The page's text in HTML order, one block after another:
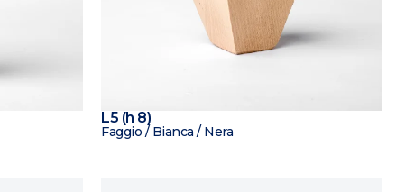
L5 (h 8)
Faggio / Bianca / Nera